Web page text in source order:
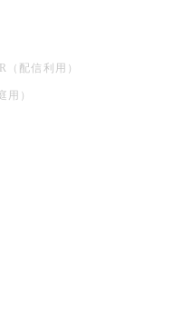
配信利用）
用）